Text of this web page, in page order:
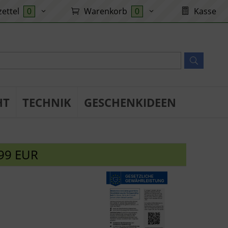
0 Warenkorb 0 Kasse
TECHNIK GESCHENKIDEEN
EUR